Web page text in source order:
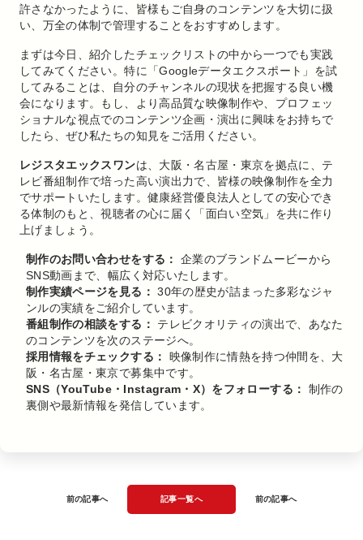
許さなかったように、皆様もご自身のコンテンツを大切に扱
い、万全の体制で管理することをおすすめします。
まずは今日、紹介したチェックリストの中から一つでも実践
してみてください。特に「Googleデータエクスポート」を試
してみることは、自分のチャンネルの現状を把握する良い機
会になります。もし、より高品質な映像制作や、プロフェッ
ショナルな視点でのコンテンツ企画・演出に興味をお持ちで
したら、ぜひ私たちの知見をご活用ください。
レジスタエックスワンは、大阪・名古屋・東京を拠点に、テ
レビ番組制作で培った高い演出力で、皆様の映像制作を全力
でサポートいたします。健康経営優良法人としての安心でき
る体制のもと、視聴者の心に届く「面白い空気」を共に作り
上げましょう。
制作のお問い合わせをする：
企業のブランドムービーから
SNS動画まで、幅広く対応いたします。
制作実績ページを見る： 30年の歴史が詰まった多彩なジャ
ンルの実績をご紹介しています。
番組制作の相談をする：
テレビクオリティの演出で、あなた
のコンテンツを次のステージへ。
採用情報をチェックする：
映像制作に情熱を持つ仲間を、大
阪・名古屋・東京で募集中です。
SNS（YouTube・Instagram・X）をフォローする：
制作の
裏側や最新情報を発信しています。
前の記事へ 記事一覧へ 前の記事へ